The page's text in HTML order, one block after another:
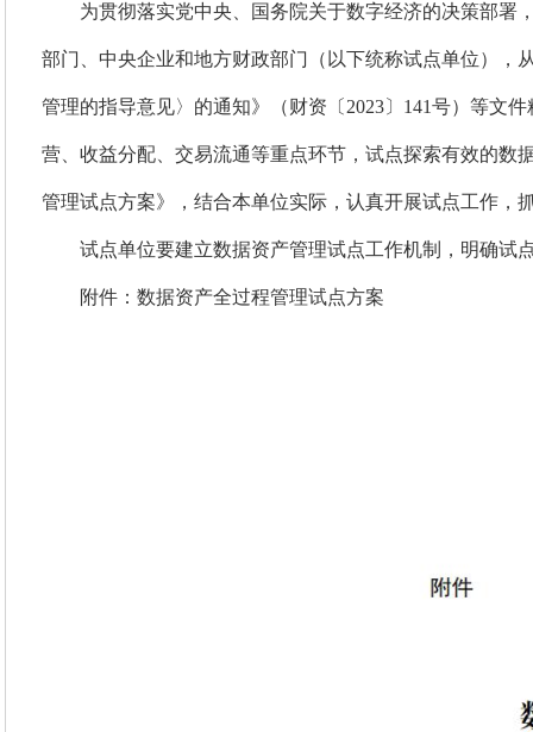
为贯彻落实党中央、国务院关于数字经济的决策部署
部门、中央企业和地方财政部门（以下统称试点单位），
管理的指导意见〉的通知》（财资〔2023〕141号）等文
营、收益分配、交易流通等重点环节，试点探索有效的数
管理试点方案》，结合本单位实际，认真开展试点工作，
试点单位要建立数据资产管理试点工作机制，明确试
附件：数据资产全过程管理试点方案